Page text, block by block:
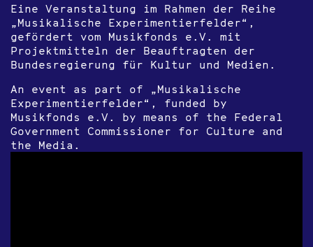
Eine Veranstaltung im Rahmen der Reihe
„Musikalische Experimentierfelder“,
gefördert vom Musikfonds e.V. mit
Projektmitteln der Beauftragten der
Bundesregierung für Kultur und Medien.
An event as part of „Musikalische
Experimentierfelder“, funded by
Musikfonds e.V. by means of the Federal
Government Commissioner for Culture and
the Media.